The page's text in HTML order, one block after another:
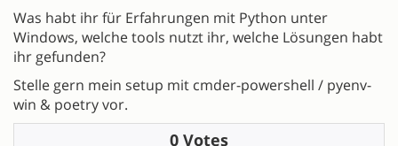
Was habt ihr für Erfahrungen mit Python unter
Windows, welche tools nutzt ihr, welche Lösungen habt
ihr gefunden?
Stelle gern mein setup mit cmder-powershell / pyenv-
win & poetry vor.
0 Votes